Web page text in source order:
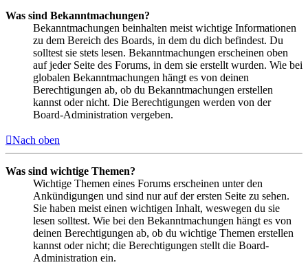
Was sind Bekanntmachungen?
Bekanntmachungen beinhalten meist wichtige Informationen
zu dem Bereich des Boards, in dem du dich befindest. Du
solltest sie stets lesen. Bekanntmachungen erscheinen oben
auf jeder Seite des Forums, in dem sie erstellt wurden. Wie bei
globalen Bekanntmachungen hängt es von deinen
Berechtigungen ab, ob du Bekanntmachungen erstellen
kannst oder nicht. Die Berechtigungen werden von der
Board-Administration vergeben.
Nach oben
Was sind wichtige Themen?
Wichtige Themen eines Forums erscheinen unter den
Ankündigungen und sind nur auf der ersten Seite zu sehen.
Sie haben meist einen wichtigen Inhalt, weswegen du sie
lesen solltest. Wie bei den Bekanntmachungen hängt es von
deinen Berechtigungen ab, ob du wichtige Themen erstellen
kannst oder nicht; die Berechtigungen stellt die Board-
Administration ein.